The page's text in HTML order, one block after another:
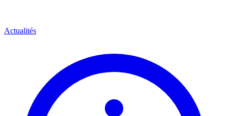
Actualités